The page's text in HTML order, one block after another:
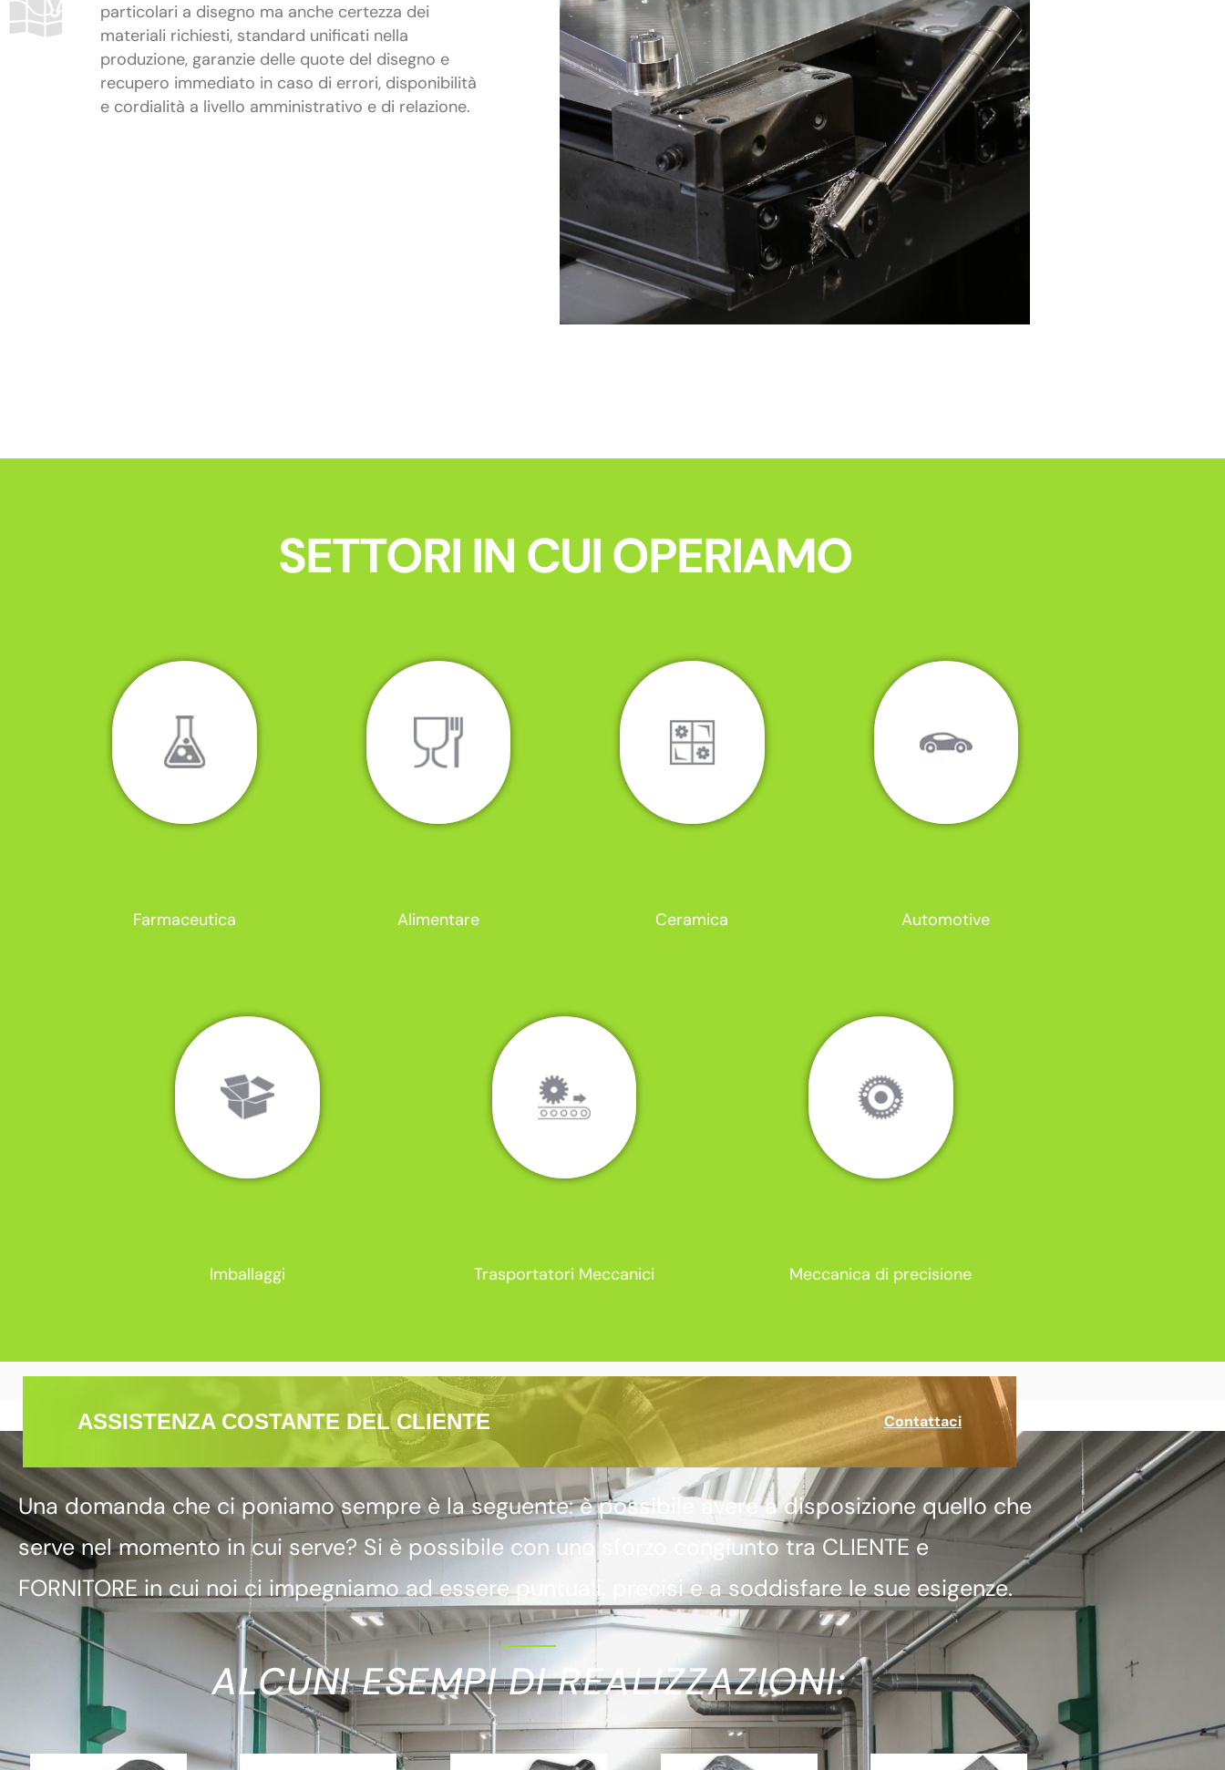
particolari a disegno ma anche certezza dei
materiali richiesti, standard unificati nella
produzione, garanzie delle quote del disegno e
recupero immediato in caso di errori, disponibilità
e cordialità a livello amministrativo e di relazione.
SETTORI IN CUI OPERIAMO
Farmaceutica Alimentare Ceramica Automotive
Imballaggi Trasportatori Meccanici Meccanica di precisione
ASSISTENZA COSTANTE DEL CLIENTE Contattaci
Una domanda che ci poniamo sempre è la seguente: è possibile avere a disposizione quello che
serve nel momento in cui serve? Si è possibile con uno sforzo congiunto tra CLIENTE e
FORNITORE in cui noi ci impegniamo ad essere puntuali, precisi e a soddisfare le sue esigenze.
ALCUNI ESEMPI DI REALIZZAZIONI: